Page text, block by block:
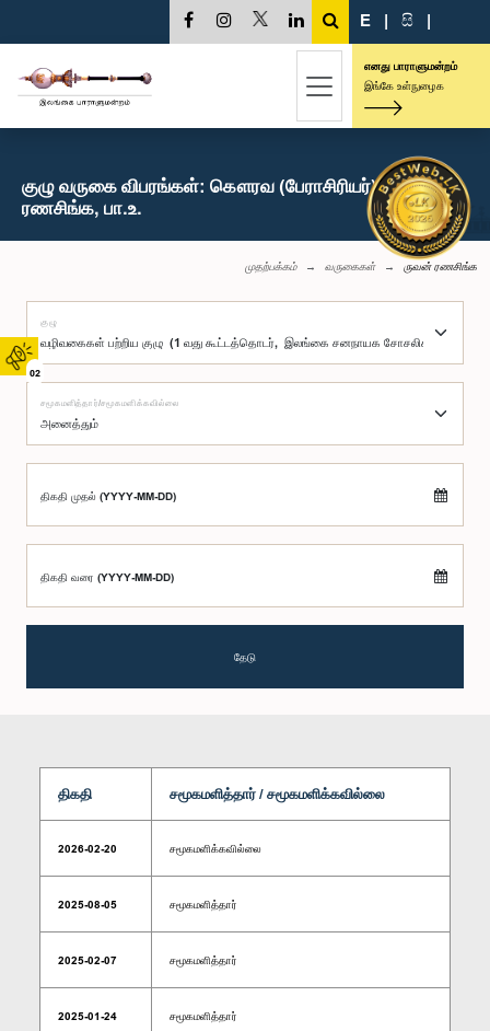
02
E | සි |
எனது பாராளுமன்றம்
இங்கே உள்நுழைக
குழு வருகை விபரங்கள்: கௌரவ (பேராசிரியர்) ருவன்
ரணசிங்க, பா.உ.
முதற்பக்கம் வருகைகள் ருவன் ரணசிங்க
குழு
சமூகமளித்தார்/சமூகமளிக்கவில்லை
திகதி முதல் (YYYY-MM-DD)
திகதி வரை (YYYY-MM-DD)
தேடு
திகதி சமூகமளித்தார் / சமூகமளிக்கவில்லை
2026-02-20 சமூகமளிக்கவில்லை
2025-08-05 சமூகமளித்தார்
2025-02-07 சமூகமளித்தார்
2025-01-24 சமூகமளித்தார்